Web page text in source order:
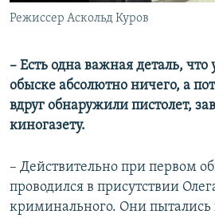
Режиссер Аскольд Куров
– Есть одна важная деталь,
обыске абсолютно ничего, а
вдруг обнаружили пистолет,
киногазету.
– Действительно при первом
проводился в присутствии
криминального. Они пытались